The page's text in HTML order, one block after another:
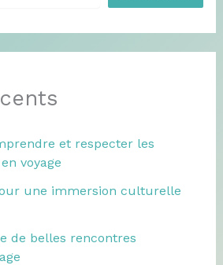
et respecter les
voyage
une immersion culturelle
de belles rencontres